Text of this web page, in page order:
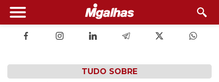
TUDO SOBRE